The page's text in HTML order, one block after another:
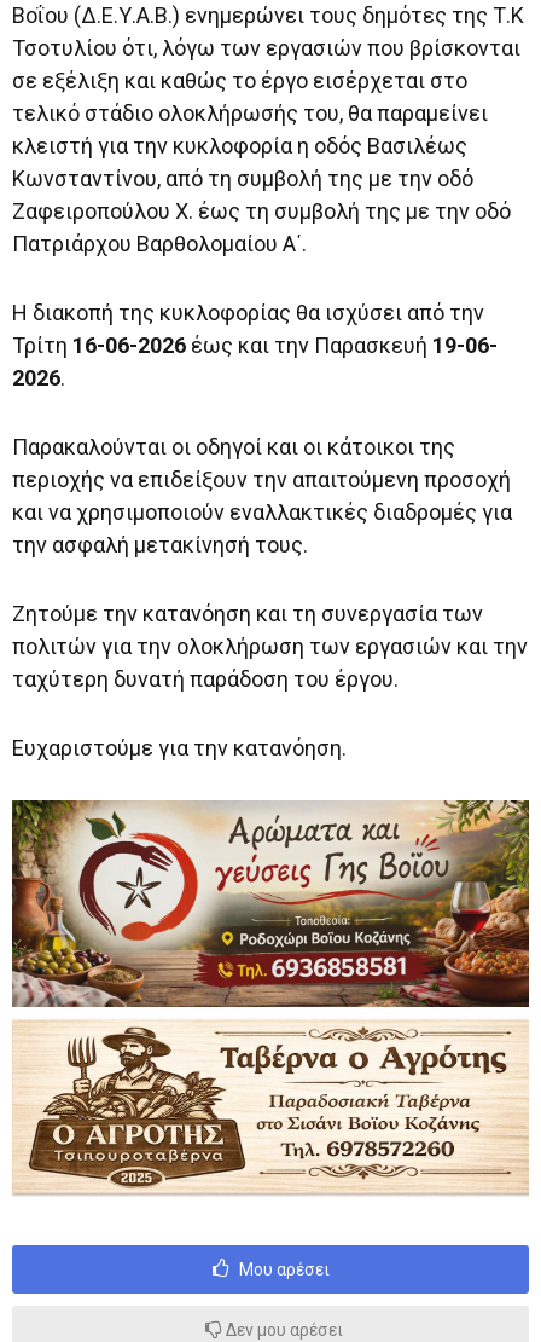
Βοΐου (Δ.Ε.Υ.Α.Β.) ενημερώνει τους δημότες της Τ.Κ
Τσοτυλίου ότι, λόγω των εργασιών που βρίσκονται
σε εξέλιξη και καθώς το έργο εισέρχεται στο
τελικό στάδιο ολοκλήρωσής του, θα παραμείνει
κλειστή για την κυκλοφορία η οδός Βασιλέως
Κωνσταντίνου, από τη συμβολή της με την οδό
Ζαφειροπούλου Χ. έως τη συμβολή της με την οδό
Πατριάρχου Βαρθολομαίου Α΄.
Η διακοπή της κυκλοφορίας θα ισχύσει από την
Τρίτη 16-06-2026 έως και την Παρασκευή 19-06-
2026.
Παρακαλούνται οι οδηγοί και οι κάτοικοι της
περιοχής να επιδείξουν την απαιτούμενη προσοχή
και να χρησιμοποιούν εναλλακτικές διαδρομές για
την ασφαλή μετακίνησή τους.
Ζητούμε την κατανόηση και τη συνεργασία των
πολιτών για την ολοκλήρωση των εργασιών και την
ταχύτερη δυνατή παράδοση του έργου.
Ευχαριστούμε για την κατανόηση.
Μου αρέσει
Δεν μου αρέσει